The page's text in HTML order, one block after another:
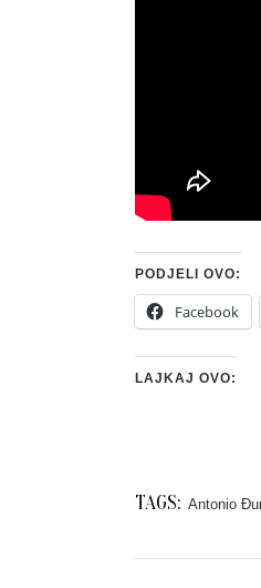
PODJELI OVO:
Facebook
LAJKAJ OVO:
TAGS: Antonio